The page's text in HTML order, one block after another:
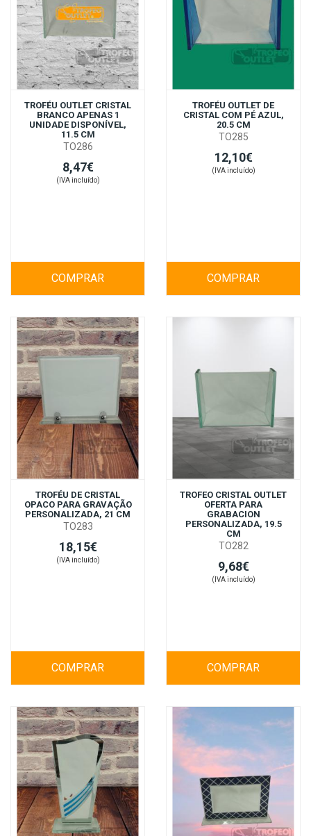
TROFÉU OUTLET CRISTAL
BRANCO APENAS 1
UNIDADE DISPONÍVEL,
11.5 CM
TO286
8,47€
(IVA incluído)
COMPRAR
TROFÉU OUTLET DE
CRISTAL COM PÉ AZUL,
20.5 CM
TO285
12,10€
(IVA incluído)
COMPRAR
TROFÉU DE CRISTAL
OPACO PARA GRAVAÇÃO
PERSONALIZADA, 21 CM
TO283
18,15€
(IVA incluído)
COMPRAR
TROFEO CRISTAL OUTLET
OFERTA PARA
GRABACION
PERSONALIZADA, 19.5
CM
TO282
9,68€
(IVA incluído)
COMPRAR